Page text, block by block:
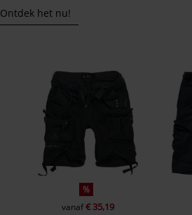
Ontdek het nu!
%
vanaf€ 35,19